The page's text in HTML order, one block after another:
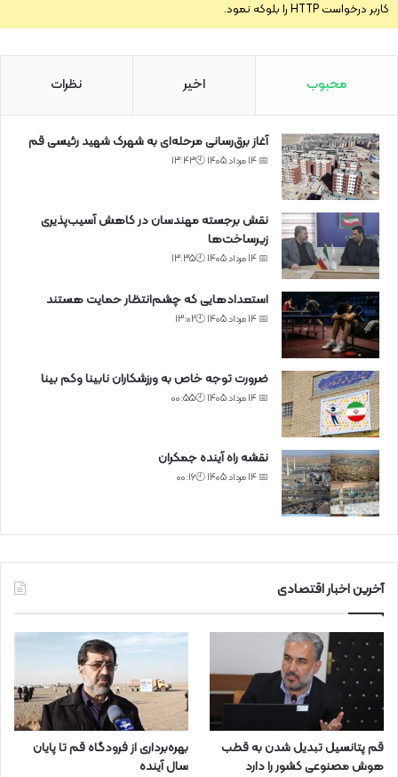
کاربر درخواست HTTP را بلوکه نمود.
محبوب اخیر نظرات
آغاز برق‌رسانی مرحله‌ای به شهرک شهید رئیسی قم
📅 14 مرداد 1405 🕙13:43
نقش برجسته مهندسان در کاهش آسیب‌پذیری
زیرساخت‌ها
📅 14 مرداد 1405 🕙13:35
استعدادهایی که چشم‌انتظار حمایت هستند
📅 14 مرداد 1405 🕙13:02
ضرورت توجه خاص به ورزشکاران نابینا وکم بینا
📅 14 مرداد 1405 🕙00:55
نقشه راه آینده جمکران
📅 14 مرداد 1405 🕙00:16
آخرین اخبار اقتصادی
قم پتانسیل تبدیل شدن به قطب
هوش مصنوعی کشور را دارد
بهره‌برداری از فرودگاه قم تا پایان
سال آینده